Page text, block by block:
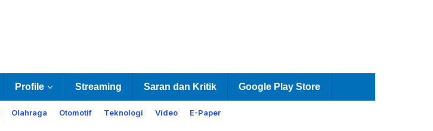
Profile Streaming Saran dan Kritik Google Play Store
Olahraga Otomotif Teknologi Video E-Paper